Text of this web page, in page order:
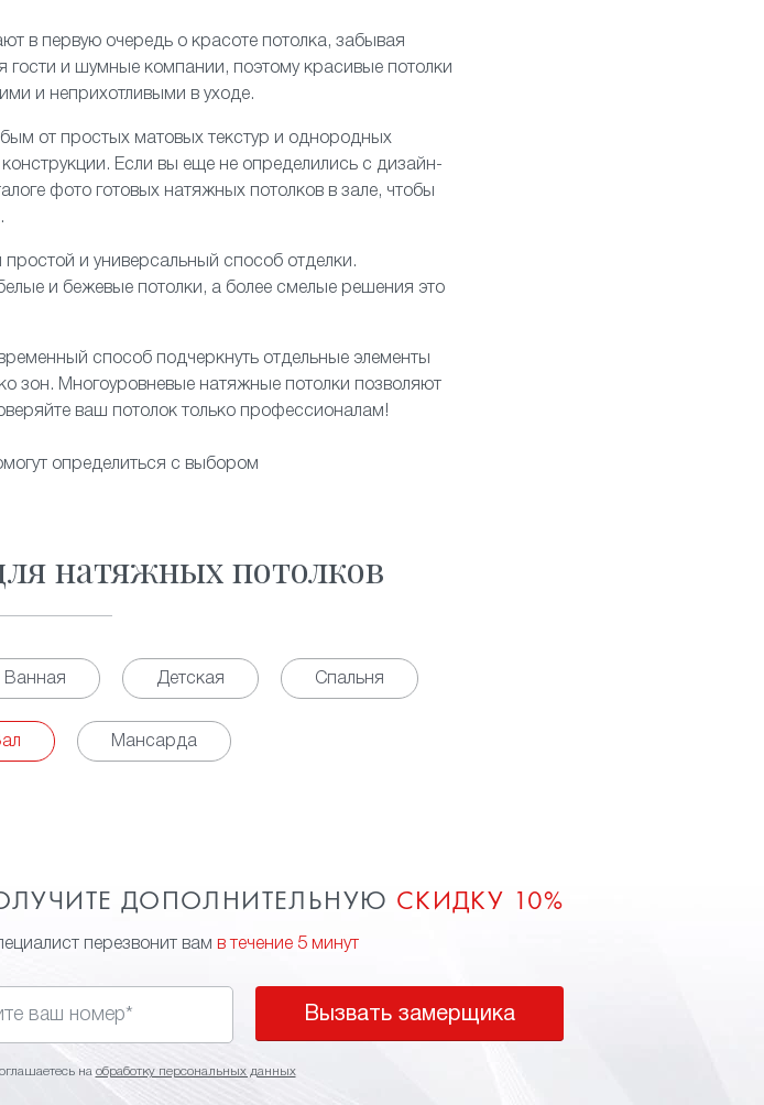
в первую очередь о красоте потолка, забывая
гости и шумные компании, поэтому красивые потолки
и неприхотливыми в уходе.
от простых матовых текстур и однородных
Если вы еще не определились с дизайн-
фото готовых натяжных потолков в зале, чтобы
и универсальный способ отделки.
и бежевые потолки, а более смелые решения это
способ подчеркнуть отдельные элементы
зон. Многоуровневые натяжные потолки позволяют
ваш потолок только профессионалам!
определиться с выбором
натяжных потолков
Ванная Детская Спальня
Мансарда
ДОПОЛНИТЕЛЬНУЮ СКИДКУ 10%
перезвонит вам в течение 5 минут
Вызвать замерщика
на обработку персональных данных